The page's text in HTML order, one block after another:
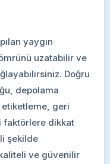
yaygın
uzatabilir ve
Doğru
depolama
etiketleme, geri
faktörlere dikkat
şekilde
ve güvenilir